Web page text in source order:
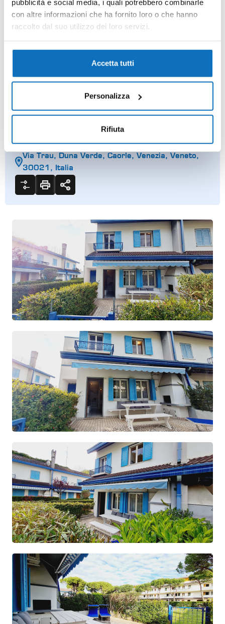
pubblicità e social media, i quali potrebbero combinarle
con altre informazioni che ha fornito loro o che hanno
raccolto dal suo utilizzo dei loro servizi.
Accetta tutti
Personalizza
Rifiuta
Iris 25 Haus mit
Swimmingpool
Via Trau, Duna Verde, Caorle, Venezia, Veneto,
30021, Italia